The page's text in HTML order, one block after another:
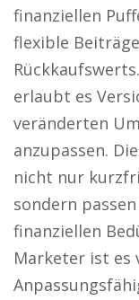
finanziellen
flexible
erlaubt es
veränderten
anzupassen.
nicht nur
sondern
finanziellen
Marketer ist